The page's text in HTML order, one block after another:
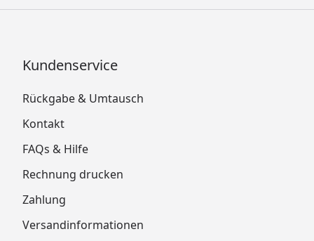
Kundenservice
Rückgabe & Umtausch
Kontakt
FAQs & Hilfe
Rechnung drucken
Zahlung
Versandinformationen